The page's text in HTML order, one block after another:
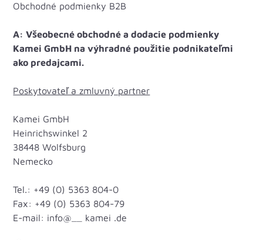
Obchodné podmienky B2B
A: Všeobecné obchodné a dodacie podmienky
Kamei GmbH na výhradné použitie podnikateľmi
ako predajcami.
Poskytovateľ a zmluvný partner
Kamei GmbH
Heinrichswinkel 2
38448 Wolfsburg
Nemecko
Tel.: +49 (0) 5363 804-0
Fax: +49 (0) 5363 804-79
E-mail: info@__ kamei .de